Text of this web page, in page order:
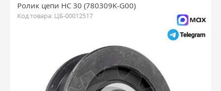
Ролик цепи HC 30 (780309K-G00)
Код товара: ЦБ-00012517